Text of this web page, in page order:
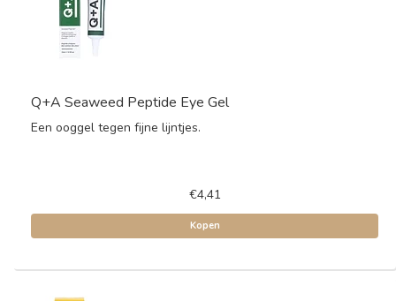
Q+A Seaweed Peptide Eye Gel
Een ooggel tegen fijne lijntjes.
€4,41
Kopen